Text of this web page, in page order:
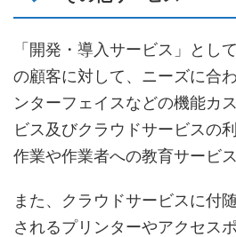
「開発・導入サービス」とし
の顧客に対して、ニーズに合
ンターフェイスなどの機能カ
ビス及びクラウドサービスの
作業や作業者への教育サービ
また、クラウドサービスに付
されるプリンターやアクセス